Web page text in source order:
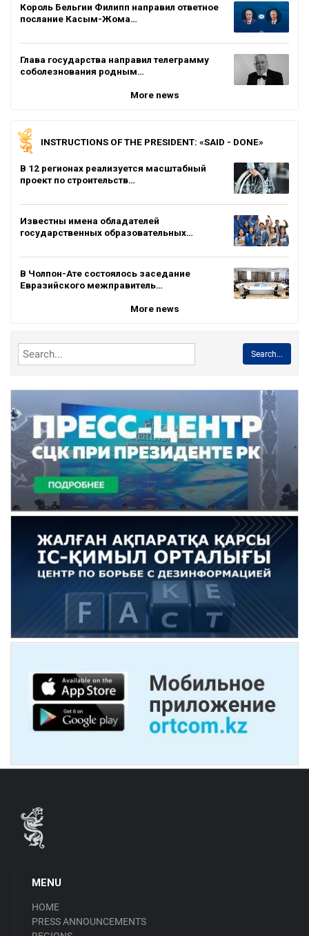
Король Бельгии Филипп направил ответное
послание Касым-Жома…
Глава государства направил телеграмму
соболезнования родным…
More news
INSTRUCTIONS OF THE PRESIDENT: «SAID - DONE»
В 12 регионах реализуется масштабный
проект по строительств…
Известны имена обладателей
государственных образовательных…
В Чолпон-Ате состоялось заседание
Евразийского межправитель…
More news
Search...
MENU
HOME
PRESS ANNOUNCEMENTS